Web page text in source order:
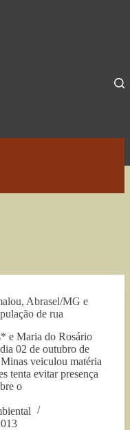
Abrasel/MG e
de rua
e Maria do Rosário
02 de outubro de
veiculou matéria
tenta evitar presença
o